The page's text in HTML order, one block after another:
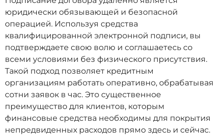
юридически обязывающей и безопасной
операцией. Используя средства
квалифицированной электронной подписи, вы
подтверждаете свою волю и соглашаетесь со
всеми условиями без физического присутствия.
Такой подход позволяет кредитным
организациям работать оперативно, обрабатывая
сотни заявок в час. Это существенное
преимущество для клиентов, которым
финансовые средства необходимы для покрытия
непредвиденных расходов прямо здесь и сейчас.